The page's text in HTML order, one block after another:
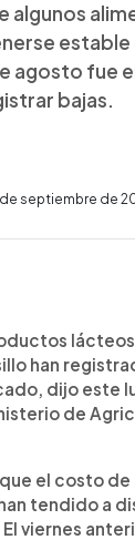
algunos
estable
agosto fue
bajas.
septiembre de
han
dijo este
de
el costo
tendido a
viernes